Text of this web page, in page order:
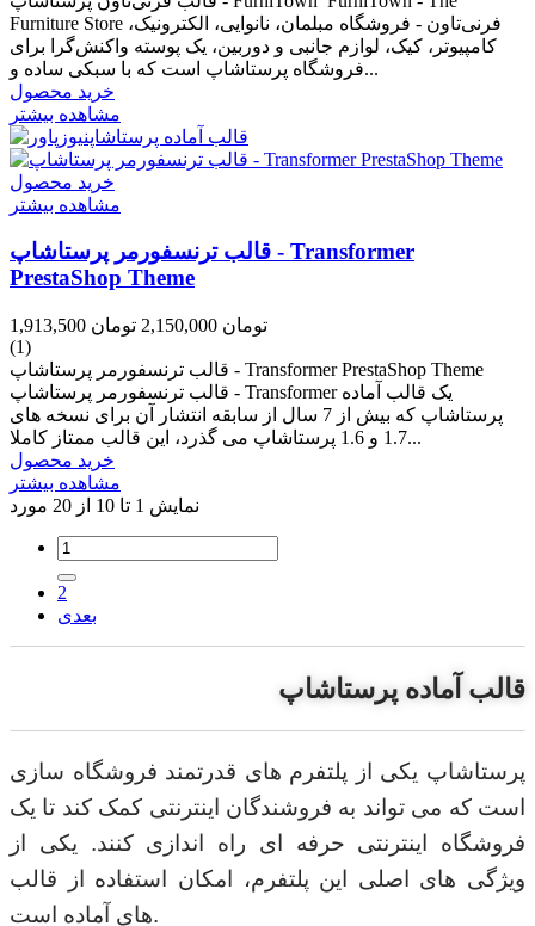
Furniture Store فرنی‌تاون - فروشگاه مبلمان، نانوایی، الکترونیک،
کامپیوتر، کیک، لوازم جانبی و دوربین، یک پوسته واکنش‌گرا برای
فروشگاه پرستاشاپ است که با سبکی ساده و...
خرید محصول
مشاهده بیشتر
خرید محصول
مشاهده بیشتر
قالب ترنسفورمر پرستاشاپ - Transformer
PrestaShop Theme
1,913,500 تومان 2,150,000 تومان
(1)
قالب ترنسفورمر پرستاشاپ - Transformer PrestaShop Theme
قالب ترنسفورمر پرستاشاپ - Transformer یک قالب آماده
پرستاشاپ که بیش از 7 سال از سابقه انتشار آن برای نسخه های
1.7 و 1.6 پرستاشاپ می گذرد، این قالب ممتاز کاملا...
خرید محصول
مشاهده بیشتر
نمایش 1 تا 10 از 20 مورد
2
بعدی
قالب آماده پرستاشاپ
پرستاشاپ یکی از پلتفرم های قدرتمند فروشگاه سازی
است که می تواند به فروشندگان اینترنتی کمک کند تا یک
فروشگاه اینترنتی حرفه ای راه اندازی کنند. یکی از
ویژگی های اصلی این پلتفرم، امکان استفاده از قالب
های آماده است.